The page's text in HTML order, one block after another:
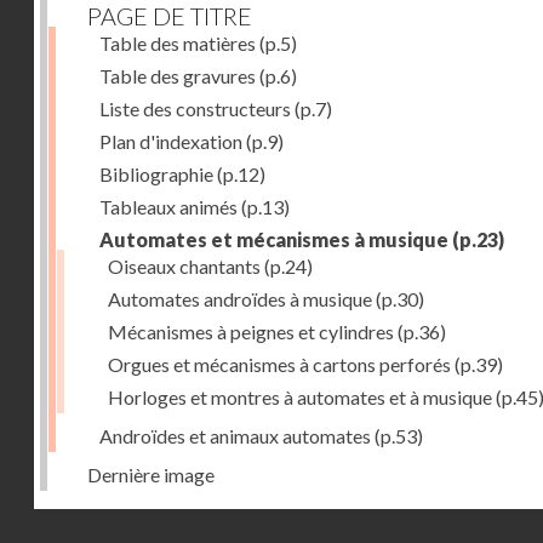
PAGE DE TITRE
Table des matières (p.5)
Table des gravures (p.6)
Liste des constructeurs (p.7)
Plan d'indexation(p.9)
Bibliographie(p.12)
Tableaux animés (p.13)
Automates et mécanismes à musique (p.23)
Oiseaux chantants (p.24)
Automates androïdes à musique(p.30)
Mécanismes à peignes et cylindres (p.36)
Orgues et mécanismes à cartons perforés (p.39)
Horloges et montres à automates et à musique(p.45)
Androïdes et animaux automates (p.53)
Dernière image